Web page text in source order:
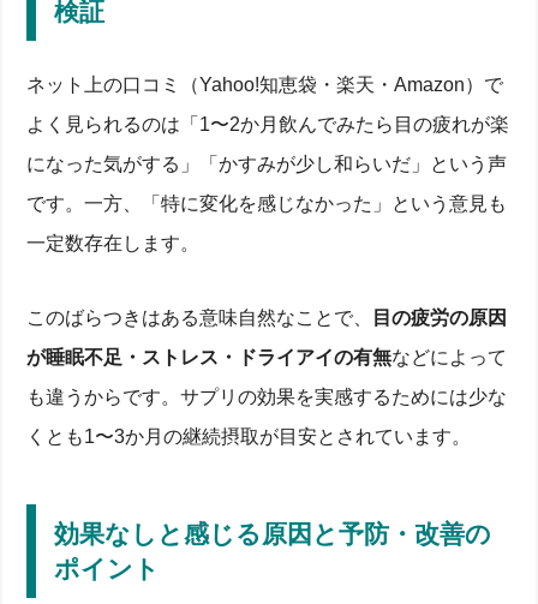
検証
ネット上の口コミ（Yahoo!知恵袋・楽天・Amazon）で
よく見られるのは「1〜2か月飲んでみたら目の疲れが楽
になった気がする」「かすみが少し和らいだ」という声
です。一方、「特に変化を感じなかった」という意見も
一定数存在します。
このばらつきはある意味自然なことで、
目の疲労の原因
が睡眠不足・ストレス・ドライアイの有無などによって
も違うからです。サプリの効果を実感するためには少な
くとも1〜3か月の継続摂取が目安とされています。
効果なしと感じる原因と予防・改善の
ポイント
目に良いサプリランキング早見表【人気・価格・成分
比較】